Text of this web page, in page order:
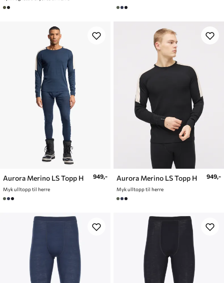
Aurora Merino LS Topp H
Myk ulltopp til herre
949,- Aurora Merino LS Topp H
Myk ulltopp til herre
949,-